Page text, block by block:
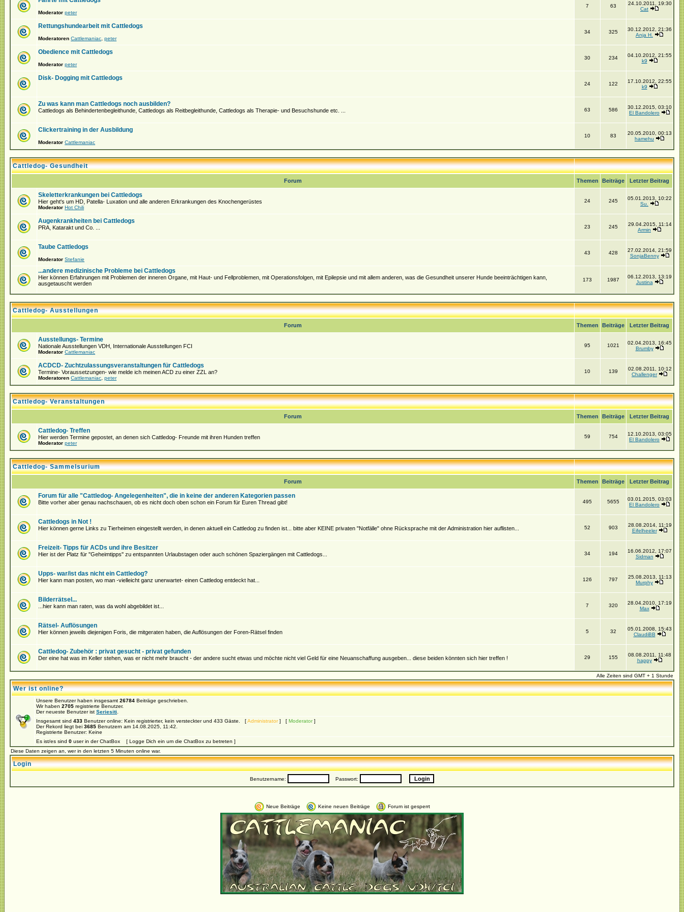
Moderator peter
7 63
24.10.2011, 19:30
Cat
Rettungshundearbeit mit Cattledogs
Moderatoren Cattlemaniac peter
34 325
30.12.2012, 21:36
Anja H.
Obedience mit Cattledogs
Moderator peter
30 234
04.10.2012, 21:55
k9
Disk- Dogging mit Cattledogs
24 122
17.10.2012, 22:55
k9
Zu was kann man Cattledogs noch ausbilden?
Cattledogs als Behindertenbegleithunde, Cattledogs als Reitbegleithunde, Cattledogs als Therapie- und Besuchshunde etc. ... 63 586
30.12.2015, 03:10
El Bandolero
Clickertraining in der Ausbildung
Moderator Cattlemaniac
10 83
20.05.2010, 00:13
hamehu
Cattledog- Gesundheit
Forum Themen Beiträge Letzter Beitrag
Skeletterkrankungen bei Cattledogs
Hier geht's um HD, Patella- Luxation und alle anderen Erkrankungen des Knochengerüstes
Moderator Hot Chili
24 245
05.01.2013, 10:22
Su.
Augenkrankheiten bei Cattledogs
PRA, Katarakt und Co. ... 23 245
29.04.2015, 11:14
Armin
Taube Cattledogs
Moderator Stefanie
43 428
27.02.2014, 21:59
SonjaBenny
...andere medizinische Probleme bei Cattledogs
Hier können Erfahrungen mit Problemen der inneren Organe, mit Haut- und Fellproblemen, mit Operationsfolgen, mit Epilepsie und mit allem anderen, was die Gesundheit unserer Hunde beeinträchtigen kann,
ausgetauscht werden
173 1987
06.12.2013, 13:19
Justina
Cattledog- Ausstellungen
Forum Themen Beiträge Letzter Beitrag
Ausstellungs- Termine
Nationale Ausstellungen VDH, Internationale Ausstellungen FCI
Moderator Cattlemaniac
95 1021
02.04.2013, 16:45
Brumby
ACDCD- Zuchtzulassungsveranstaltungen für Cattledogs
Termine- Voraussetzungen- wie melde ich meinen ACD zu einer ZZL an?
Moderatoren Cattlemaniac peter
10 139
02.08.2011, 10:12
Challenger
Cattledog- Veranstaltungen
Forum Themen Beiträge Letzter Beitrag
Cattledog- Treffen
Hier werden Termine gepostet, an denen sich Cattledog- Freunde mit ihren Hunden treffen
Moderator peter
59 754
12.10.2013, 03:05
El Bandolero
Cattledog- Sammelsurium
Forum Themen Beiträge Letzter Beitrag
Forum für alle "Cattledog- Angelegenheiten", die in keine der anderen Kategorien passen
Bitte vorher aber genau nachschauen, ob es nicht doch oben schon ein Forum für Euren Thread gibt! 495 5655
03.01.2015, 03:03
El Bandolero
Cattledogs in Not !
Hier können gerne Links zu Tierheimen eingestellt werden, in denen aktuell ein Cattledog zu finden ist... bitte aber KEINE privaten "Notfälle" ohne Rücksprache mit der Administration hier auflisten... 52 903
28.08.2014, 11:19
Eifelheeler
Freizeit- Tipps für ACDs und ihre Besitzer
Hier ist der Platz für "Geheimtipps" zu entspannten Urlaubstagen oder auch schönen Spaziergängen mit Cattledogs... 34 194
16.06.2012, 17:07
Sidman
Upps- war/ist das nicht ein Cattledog?
Hier kann man posten, wo man -vielleicht ganz unerwartet- einen Cattledog entdeckt hat... 126 797
25.08.2013, 11:13
Murphy
Bilderrätsel...
...hier kann man raten, was da wohl abgebildet ist... 7 320
28.04.2010, 17:19
Max
Rätsel- Auflösungen
Hier können jeweils diejenigen Foris, die mitgeraten haben, die Auflösungen der Foren-Rätsel finden 5 32
05.01.2008, 15:43
ClaudiBB
Cattledog- Zubehör : privat gesucht - privat gefunden
Der eine hat was im Keller stehen, was er nicht mehr braucht - der andere sucht etwas und möchte nicht viel Geld für eine Neuanschaffung ausgeben... diese beiden könnten sich hier treffen ! 29 155
08.08.2011, 11:48
happy
Alle Zeiten sind GMT + 1 Stunde
Wer ist online?
Unsere Benutzer haben insgesamt 26784 Beiträge geschrieben.
Wir haben 2705 registrierte Benutzer.
Der neueste Benutzer ist Seriesiti
Insgesamt sind 433 Benutzer online: Kein registrierter, kein versteckter und 433 Gäste. [Administrator] [ Moderator]
Der Rekord liegt bei 3685 Benutzern am 14.08.2025, 11:42.
Registrierte Benutzer: Keine
Es ist/es sind 0 user in der ChatBox [ Logge Dich ein um die ChatBox zu betreten ]
Diese Daten zeigen an, wer in den letzten 5 Minuten online war.
Login
Benutzername: Passwort:
Neue Beiträge Keine neuen Beiträge Forum ist gesperrt